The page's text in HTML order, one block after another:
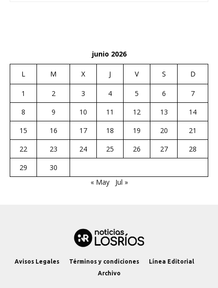
junio 2026
L M X J V S D
1 2 3 4 5 6
7
8
9 10 11 12 13
14
15
16 17 18 19 20
21
22
23 24 25 26 27
28
29
30
« May
Jul »
Avisos Legales Términos y condiciones
Línea Editorial
Archivo